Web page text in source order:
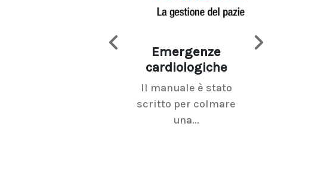
Emergenze
cardiologiche
Il manuale è stato
scritto per colmare
una...